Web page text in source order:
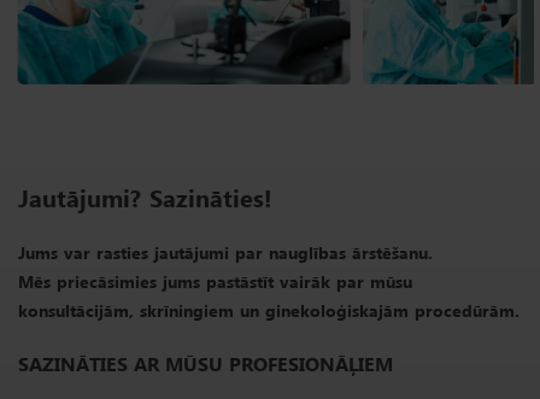
Jautājumi? Sazināties!
Jums var rasties jautājumi par nauglības ārstēšanu.
Mēs priecāsimies jums pastāstīt vairāk par mūsu
konsultācijām, skrīningiem un ginekoloģiskajām procedūrām.
SAZINĀTIES AR MŪSU PROFESIONĀĻIEM